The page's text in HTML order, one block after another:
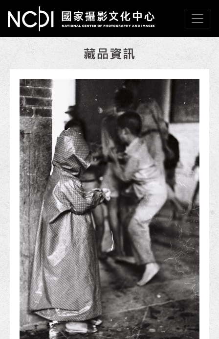
跳到主要內容
國家攝影文化中心
網頁導覽
:::